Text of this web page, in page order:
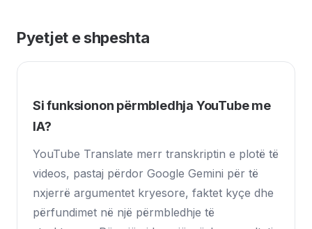
Pyetjet e shpeshta
Si funksionon përmbledhja YouTube me
IA?
YouTube Translate merr transkriptin e plotë të
videos, pastaj përdor Google Gemini për të
nxjerrë argumentet kryesore, faktet kyçe dhe
përfundimet në një përmbledhje të